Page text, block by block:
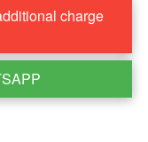
charge